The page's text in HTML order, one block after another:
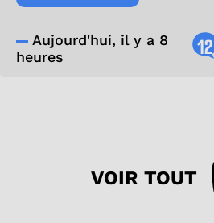
Aujourd'hui, il y a 8
heures
12
VOIR TOUT